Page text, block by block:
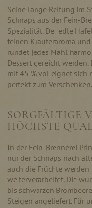
Seine lange Reifung im
Schnaps aus der Fein-
Spezialität. Der edle
feinen Kräuteraroma
rundet jedes Mahl
Dessert gereicht werden.
mit 45 % vol eignet sich
perfekt zum Verschenken.
SORGFÄLTIGE
HÖCHSTE
In der Fein-Brennerei
nur der Schnaps nach
auch die Früchte
weiterverarbeitet. Die
bis schwarzen
Steigen angeliefert. Für